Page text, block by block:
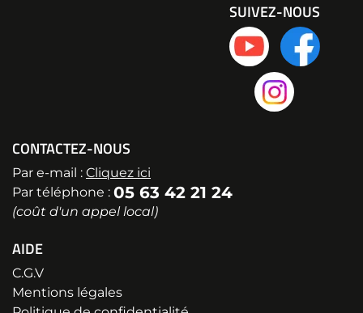
CONTACTEZ-NOUS
Par e-mail : Cliquez ici
Par téléphone : 05 63 42 21 24
(coût d'un appel local)
AIDE
C.G.V
Mentions légales
SUIVEZ-NOUS